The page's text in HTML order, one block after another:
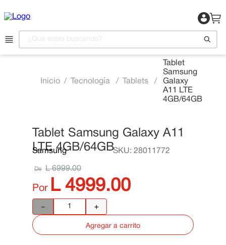
Tecnología Tablets
Tablet
Samsung
Galaxy
A11 LTE
4GB/64GB
📍 Ver Existencias
Tablet Samsung Galaxy A11
LTE 4GB/64GB
Samsung SKU: 28011772
De L 6999.00
Por L 4999.00
＋
－
Agregar a carrito
Motocicleta
4. Camas
5. Televisor
Aire Acondicionado
7. Lavadora
8. Estufas
. Iphone
10. Cama